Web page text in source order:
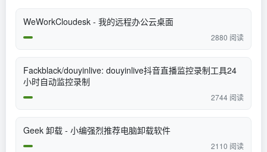
WeWorkCloudesk - 我的远程办公云桌面
2880 阅读
Fackblack/douyinlive: douyinlive抖音直播监控录制工具24
小时自动监控录制
2744 阅读
Geek 卸载 - 小编强烈推荐电脑卸载软件
2110 阅读